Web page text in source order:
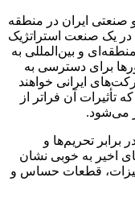
و صنعتی ایران در منطقه
یک صنعت استراتژیک
و بین‌المللی به
برای دسترسی به
ایرانی خواهند
آن فراتر از
می‌شود.
برابر تحریم‌ها و
اخیر به خوبی نشان
قطعات حساس و